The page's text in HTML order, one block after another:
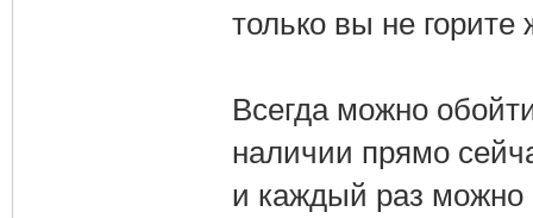
только вы не горите
Всегда можно
наличии прямо
и каждый раз